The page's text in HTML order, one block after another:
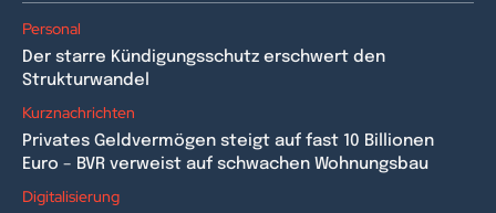
Personal
Der starre Kündigungsschutz erschwert den
Strukturwandel
Kurznachrichten
Privates Geldvermögen steigt auf fast 10 Billionen
Euro – BVR verweist auf schwachen Wohnungsbau
Digitalisierung